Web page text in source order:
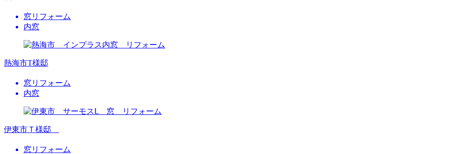
窓リフォーム
内窓
熱海市T様邸
窓リフォーム
内窓
伊東市Ｔ様邸
窓リフォーム